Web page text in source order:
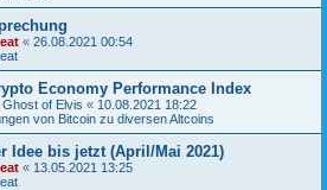
« 26.08.2021 00:54
Economy Performance Index
of Elvis « 10.08.2021 18:22
von Bitcoin zu diversen Altcoins
Idee bis jetzt (April/Mai 2021)
« 13.05.2021 13:25